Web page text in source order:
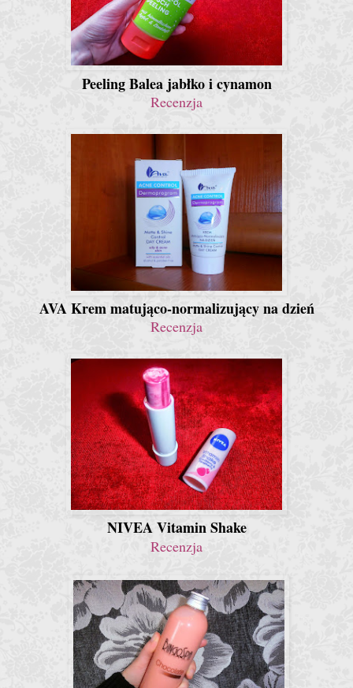
Peeling Balea jabłko i cynamon
Recenzja
AVA Krem matująco-normalizujący na dzień
Recenzja
NIVEA Vitamin Shake
Recenzja